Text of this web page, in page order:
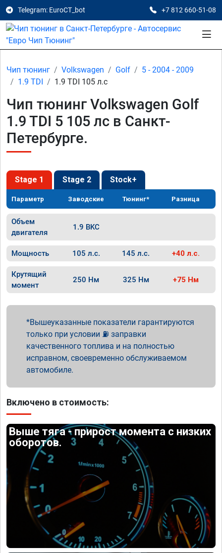
Telegram: EuroCT_bot +7 812 660-51-08
Чип тюнинг Volkswagen Golf
5 - 2004 - 2009
1.9 TDI
1.9 TDI 105 л.с
Чип тюнинг Volkswagen Golf
1.9 TDI 5 105 лс в Санкт-
Петербурге.
Stage 1 Stage 2 Stock+
Параметр Заводские Тюнинг* Разница
Объем
двигателя
1.9 BKC
Мощность 105 л.с. 145 л.с. +40 л.с.
Крутящий
момент
250 Нм 325 Нм +75 Нм
Вышеуказанные показатели гарантируются
только при условии ⛽ заправки
качественного топлива и на полностью
исправном, своевременно обслуживаемом
автомобиле.
Включено в стоимость:
Выше тяга - прирост момента с низких
оборотов.